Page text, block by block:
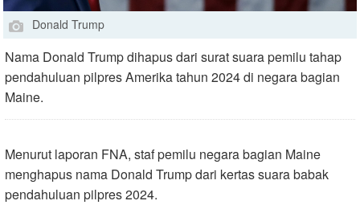
Donald Trump
Nama Donald Trump dihapus dari surat suara pemilu tahap
pendahuluan pilpres Amerika tahun 2024 di negara bagian
Maine.
Menurut laporan FNA, staf pemilu negara bagian Maine
menghapus nama Donald Trump dari kertas suara babak
pendahuluan pilpres 2024.